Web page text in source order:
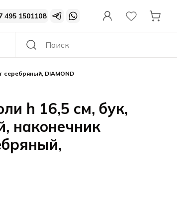
495 1501108
cеребряный, DIAMOND
h 16,5 см, бук,
наконечник